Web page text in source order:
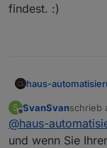
findest. :)
haus-
S
Offline
SvanSvanschrieb
zuletzt
@haus-
und wenn Sie